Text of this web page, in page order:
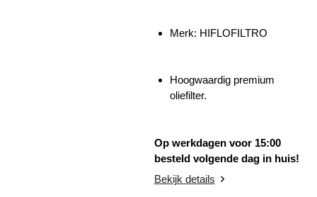
Merk: HIFLOFILTRO
Hoogwaardig premium
oliefilter.
Op werkdagen voor 15:00
besteld volgende dag in huis!
Bekijk details